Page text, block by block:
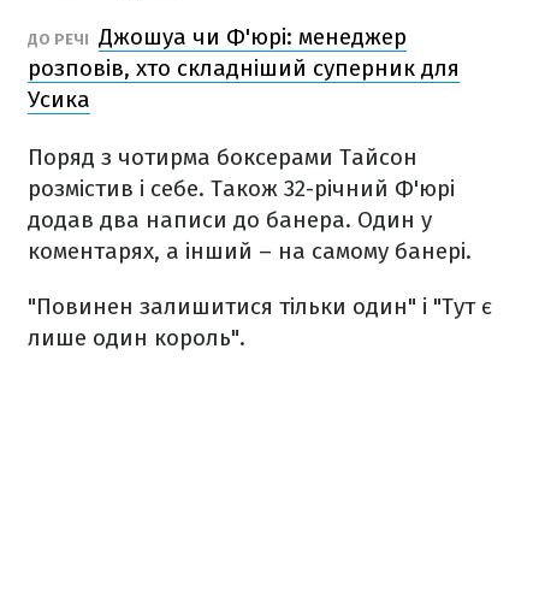
ДО РЕЧІ Джошуа чи Ф'юрі: менеджер
розповів, хто складніший суперник для
Усика
Поряд з чотирма боксерами Тайсон
розмістив і себе. Також 32-річний Ф'юрі
додав два написи до банера. Один у
коментарях, а інший – на самому банері.
"Повинен залишитися тільки один" і "Тут є
лише один король".